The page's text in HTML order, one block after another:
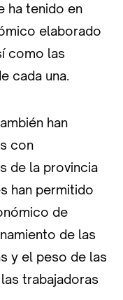
ha tenido en
elaborado
como las
cada una.
han
con
de la provincia
han permitido
de
de las
y el peso de las
trabajadoras